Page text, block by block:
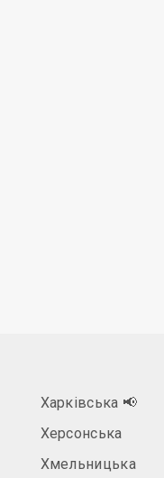
Харківська 📢
Херсонська
Хмельницька